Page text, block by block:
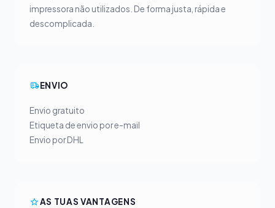
impressora não utilizados. De forma justa, rápida e
descomplicada.
ENVIO
Envio gratuito
Etiqueta de envio por e-mail
Envio por DHL
AS TUAS VANTAGENS